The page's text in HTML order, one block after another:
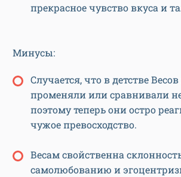
прекрасное чувство вкуса и
Минусы:
Случается, что в детстве
променяли или сравнивали
поэтому теперь они остро
чужое превосходство.
Весам свойственна
самолюбованию и